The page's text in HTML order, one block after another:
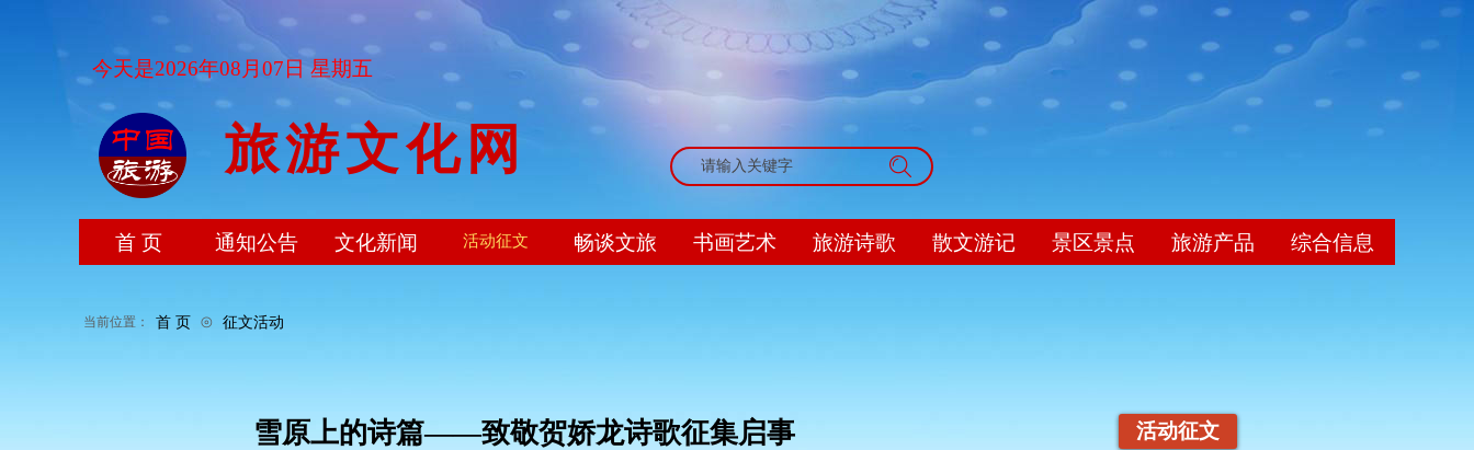
旅游文化网
首 页 ⊙ 征文活动
当前位置：
搜索
首 页 通知公告 文化新闻 活动征文 畅谈文旅 书画艺术 旅游诗歌 散文游记 景区景点 旅游产品 综合信息
今天是2026年08月07日 星期五
雪原上的诗篇——致敬贺娇龙诗歌征集启事 活动征文